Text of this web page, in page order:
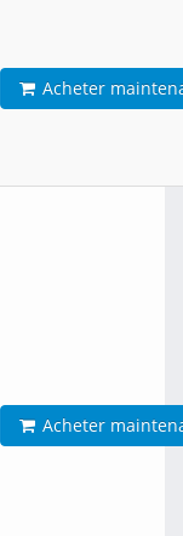
Acheter
Acheter